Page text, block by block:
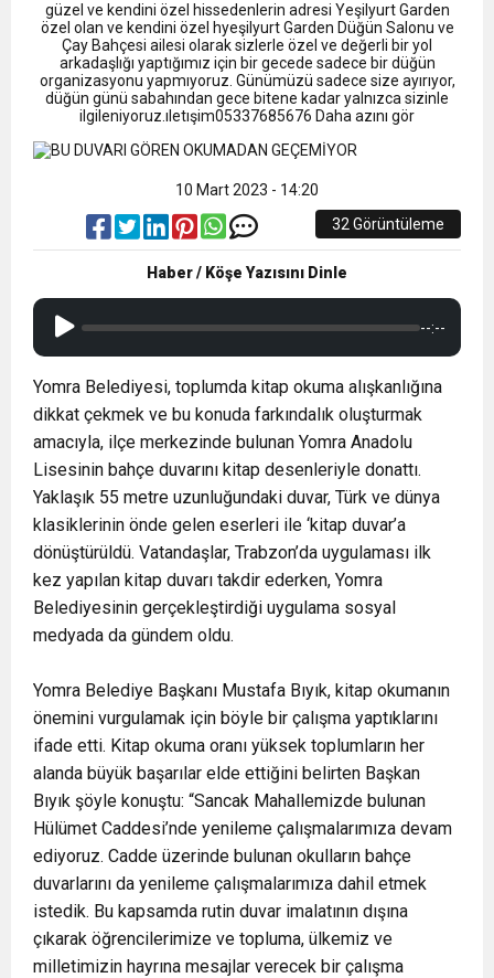
Tamamladı
18:59 Trabzonspor Mitongo Transferini KAP’a Bildirdi
22:58
güzel ve kendini özel hissedenlerin adresi Yeşilyurt Garden
özel olan ve kendini özel hyeşilyurt Garden Düğün Salonu ve
Çay Bahçesi ailesi olarak sizlerle özel ve değerli bir yol
arkadaşlığı yaptığımız için bir gecede sadece bir düğün
organizasyonu yapmıyoruz. Günümüzü sadece size ayırıyor,
düğün günü sabahından gece bitene kadar yalnızca sizinle
ilgileniyoruz.ıletışim05337685676 Daha azını gör
10 Mart 2023 - 14:20
32 Görüntüleme
Haber / Köşe Yazısını Dinle
--:--
Yomra Belediyesi, toplumda kitap okuma alışkanlığına
dikkat çekmek ve bu konuda farkındalık oluşturmak
amacıyla, ilçe merkezinde bulunan Yomra Anadolu
Lisesinin bahçe duvarını kitap desenleriyle donattı.
Yaklaşık 55 metre uzunluğundaki duvar, Türk ve dünya
klasiklerinin önde gelen eserleri ile ‘kitap duvar’a
dönüştürüldü. Vatandaşlar, Trabzon’da uygulaması ilk
kez yapılan kitap duvarı takdir ederken, Yomra
Belediyesinin gerçekleştirdiği uygulama sosyal
medyada da gündem oldu.
Yomra Belediye Başkanı Mustafa Bıyık, kitap okumanın
önemini vurgulamak için böyle bir çalışma yaptıklarını
ifade etti. Kitap okuma oranı yüksek toplumların her
alanda büyük başarılar elde ettiğini belirten Başkan
Bıyık şöyle konuştu: “Sancak Mahallemizde bulunan
Hülümet Caddesi’nde yenileme çalışmalarımıza devam
ediyoruz. Cadde üzerinde bulunan okulların bahçe
duvarlarını da yenileme çalışmalarımıza dahil etmek
istedik. Bu kapsamda rutin duvar imalatının dışına
çıkarak öğrencilerimize ve topluma, ülkemiz ve
milletimizin hayrına mesajlar verecek bir çalışma